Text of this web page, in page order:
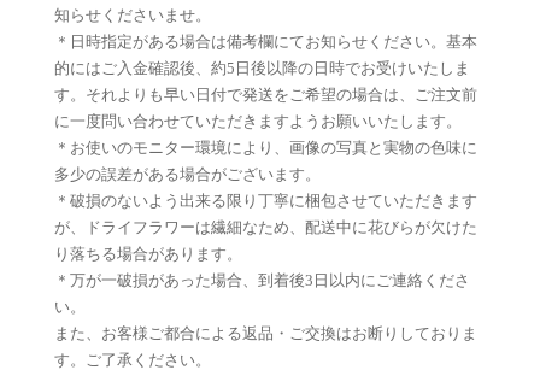
知らせくださいませ。
＊日時指定がある場合は備考欄にてお知らせください。基本
的にはご入金確認後、約5日後以降の日時でお受けいたしま
す。それよりも早い日付で発送をご希望の場合は、ご注文前
に一度問い合わせていただきますようお願いいたします。
＊お使いのモニター環境により、画像の写真と実物の色味に
多少の誤差がある場合がございます。
＊破損のないよう出来る限り丁寧に梱包させていただきます
が、ドライフラワーは繊細なため、配送中に花びらが欠けた
り落ちる場合があります。
＊万が一破損があった場合、到着後3日以内にご連絡くださ
い。
また、お客様ご都合による返品・ご交換はお断りしておりま
す。ご了承ください。